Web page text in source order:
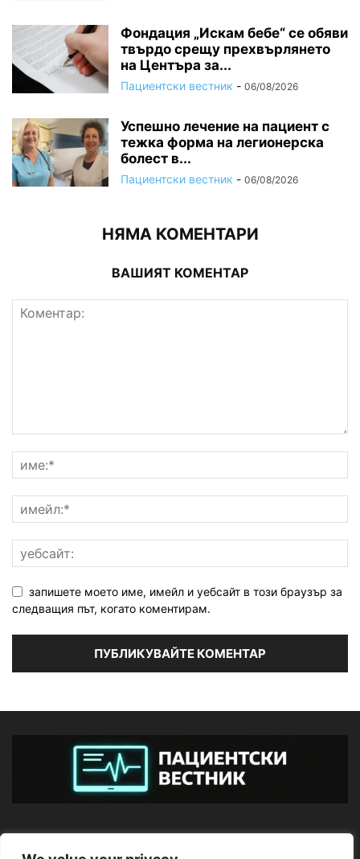
Фондация „Искам бебе“ се обяви
твърдо срещу прехвърлянето
на Центъра за...
Пациентски вестник - 06/08/2026
Успешно лечение на пациент с
тежка форма на легионерска
болест в...
Пациентски вестник - 06/08/2026
НЯМА КОМЕНТАРИ
ВАШИЯТ КОМЕНТАР
запишете моето име, имейл и уебсайт в този браузър за
следващия път, когато коментирам.